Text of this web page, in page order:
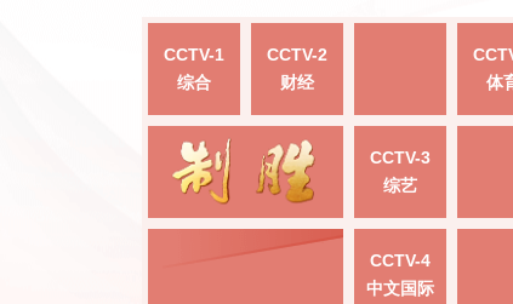
CCTV-1
综合
CCTV-2
财经
体
CCTV-3
综艺
CCTV-4
中文国际